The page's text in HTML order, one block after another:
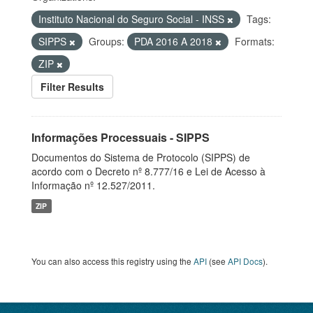
Instituto Nacional do Seguro Social - INSS
Tags:
SIPPS
Groups: PDA 2016 A 2018
Formats:
ZIP
Filter Results
Informações Processuais - SIPPS
Documentos do Sistema de Protocolo (SIPPS) de
acordo com o Decreto nº 8.777/16 e Lei de Acesso à
Informação nº 12.527/2011.
ZIP
You can also access this registry using the API (see API Docs).